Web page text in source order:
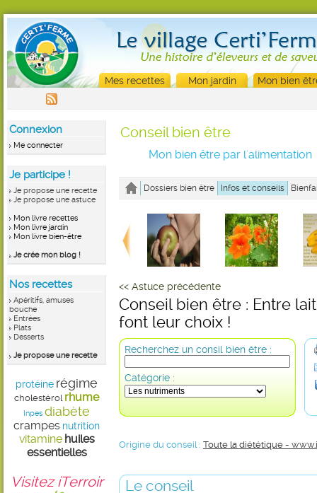
Mes recettes Mon jardin Mon bien
Connexion
Me connecter
Je participe !
Je propose une recette
Je propose une astuce
Mon livre recettes
Mon livre jardin
Mon livre bien-être
Je crée mon blog !
Nos recettes
Apéritifs, amuses
bouche
Entrées
Plats
Desserts
Je propose une recette
protéine régime
cholestérol rhume
Inpes diabète
crampes nutrition
vitamine huiles
essentielles
Visitez iTerroir
Conseil bien être
Mon bien être par l'alimentation
Dossiers bien être Infos et conseils
<< Astuce précédente
Conseil bien être : Entre
font leur choix !
Recherchez un consil bien être :
Catégorie :
Origine du conseil : Toute la diététique -
Le conseil